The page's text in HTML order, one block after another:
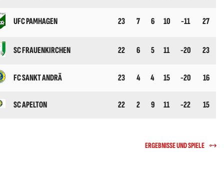
UFC PAMHAGEN 23 7 6 10 -11 27
SC FRAUENKIRCHEN 22 6 5 11 -20 23
FC SANKT ANDRÄ 23 4 4 15 -20 16
SC APELTON 22 2 9 11 -22 15
ERGEBNISSE UND SPIELE